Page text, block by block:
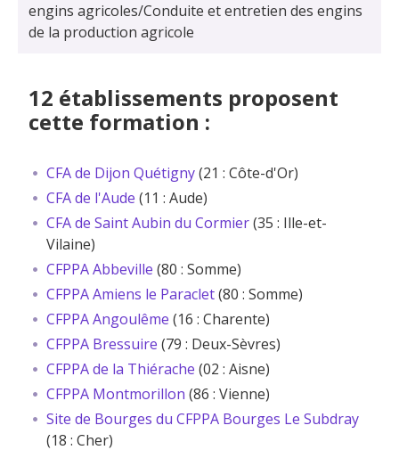
engins agricoles/Conduite et entretien des engins
de la production agricole
12 établissements proposent
cette formation :
CFA de Dijon Quétigny(21 : Côte-d'Or)
CFA de l'Aude (11 : Aude)
CFA de Saint Aubin du Cormier(35 : Ille-et-
Vilaine)
CFPPA Abbeville (80 : Somme)
CFPPA Amiens le Paraclet(80 : Somme)
CFPPA Angoulême (16 : Charente)
CFPPA Bressuire (79 : Deux-Sèvres)
CFPPA de la Thiérache (02 : Aisne)
CFPPA Montmorillon (86 : Vienne)
Site de Bourges du CFPPA Bourges Le Subdray
(18 : Cher)